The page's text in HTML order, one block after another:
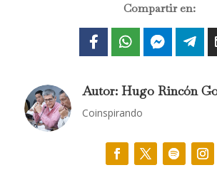
Compartir en:
Autor: Hugo Rincón
Coinspirando